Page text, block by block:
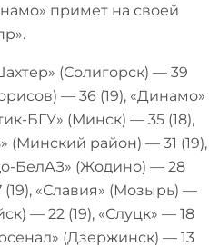
примет на своей
(Солигорск) — 39
— 36 (19), «Динамо»
БГУ» (Минск) — 35 (18),
(Минский район) — 31 (19),
БелАЗ» (Жодино) — 28
(19), «Славия» (Мозырь) —
— 22 (19), «Слуцк» — 18
(Дзержинск) — 13